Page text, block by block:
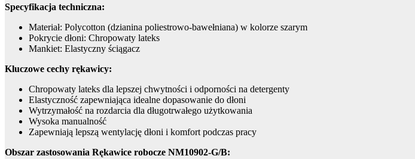
Specyfikacja techniczna:
Materiał: Polycotton (dzianina poliestrowo-bawełniana) w kolorze szarym
Pokrycie dłoni: Chropowaty lateks
Mankiet: Elastyczny ściągacz
Kluczowe cechy rękawicy:
Chropowaty lateks dla lepszej chwytności i odporności na detergenty
Elastyczność zapewniająca idealne dopasowanie do dłoni
Wytrzymałość na rozdarcia dla długotrwałego użytkowania
Wysoka manualność
Zapewniają lepszą wentylację dłoni i komfort podczas pracy
Obszar zastosowania Rękawice robocze NM10902-G/B: